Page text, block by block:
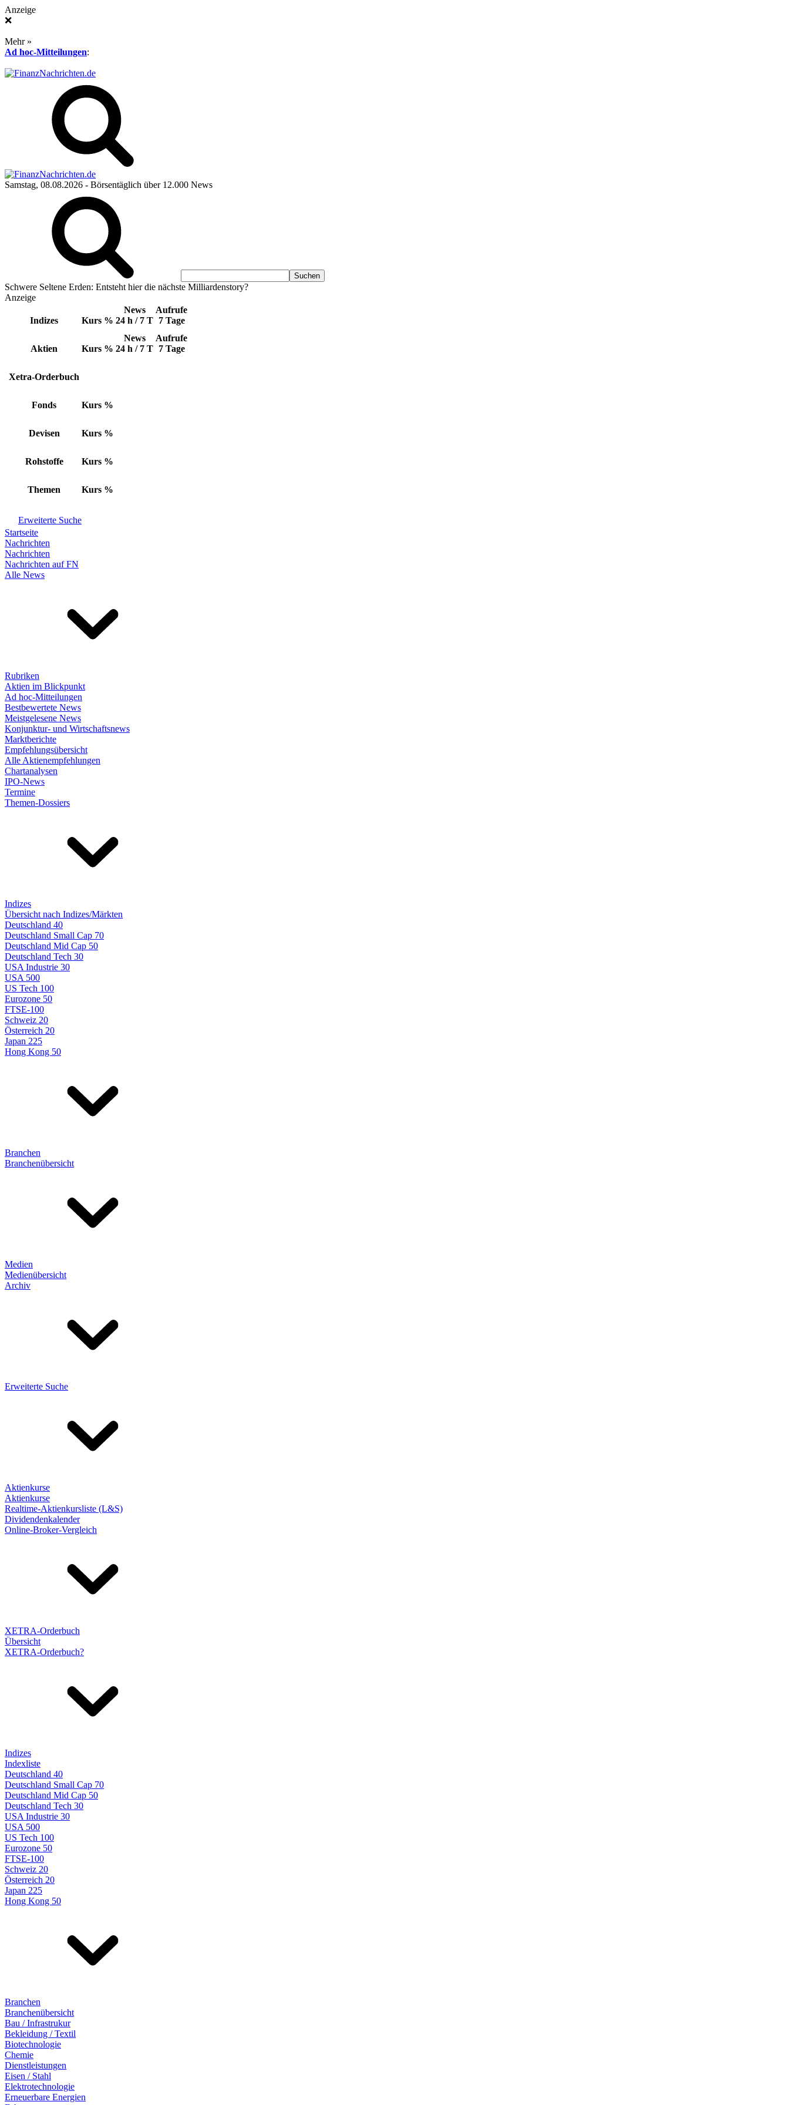
Anzeige
❌
Mehr »
Ad hoc-Mitteilungen:
Samstag, 08.08.2026 - Börsentäglich über 12.000 News
Schwere Seltene Erden: Entsteht hier die nächste Milliardenstory?
Anzeige
Indizes Kurs %
News
24 h / 7 T
Aufrufe
7 Tage
Aktien Kurs %
News
24 h / 7 T
Aufrufe
7 Tage
Xetra-Orderbuch
Fonds Kurs %
Devisen Kurs %
Rohstoffe Kurs %
Themen Kurs %
Erweiterte Suche
Startseite
Nachrichten
Nachrichten
Nachrichten auf FN
Alle News
Rubriken
Aktien im Blickpunkt
Ad hoc-Mitteilungen
Bestbewertete News
Meistgelesene News
Konjunktur- und Wirtschaftsnews
Marktberichte
Empfehlungsübersicht
Alle Aktienempfehlungen
Chartanalysen
IPO-News
Termine
Themen-Dossiers
Indizes
Übersicht nach Indizes/Märkten
Deutschland 40
Deutschland Small Cap 70
Deutschland Mid Cap 50
Deutschland Tech 30
USA Industrie 30
USA 500
US Tech 100
Eurozone 50
FTSE-100
Schweiz 20
Österreich 20
Japan 225
Hong Kong 50
Branchen
Branchenübersicht
Medien
Medienübersicht
Archiv
Erweiterte Suche
Aktienkurse
Aktienkurse
Realtime-Aktienkursliste (L&S)
Dividendenkalender
Online-Broker-Vergleich
XETRA-Orderbuch
Übersicht
XETRA-Orderbuch?
Indizes
Indexliste
Deutschland 40
Deutschland Small Cap 70
Deutschland Mid Cap 50
Deutschland Tech 30
USA Industrie 30
USA 500
US Tech 100
Eurozone 50
FTSE-100
Schweiz 20
Österreich 20
Japan 225
Hong Kong 50
Branchen
Branchenübersicht
Bau / Infrastrukur
Bekleidung / Textil
Biotechnologie
Chemie
Dienstleistungen
Eisen / Stahl
Elektrotechnologie
Erneuerbare Energien